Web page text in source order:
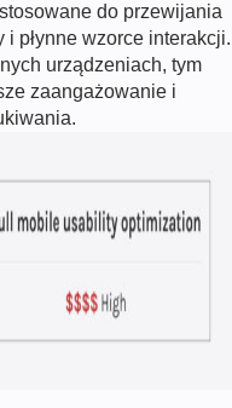
do przewijania
płynne wzorce interakcji.
urządzeniach, tym
zaangażowanie i